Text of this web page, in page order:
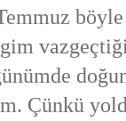
Çünkü